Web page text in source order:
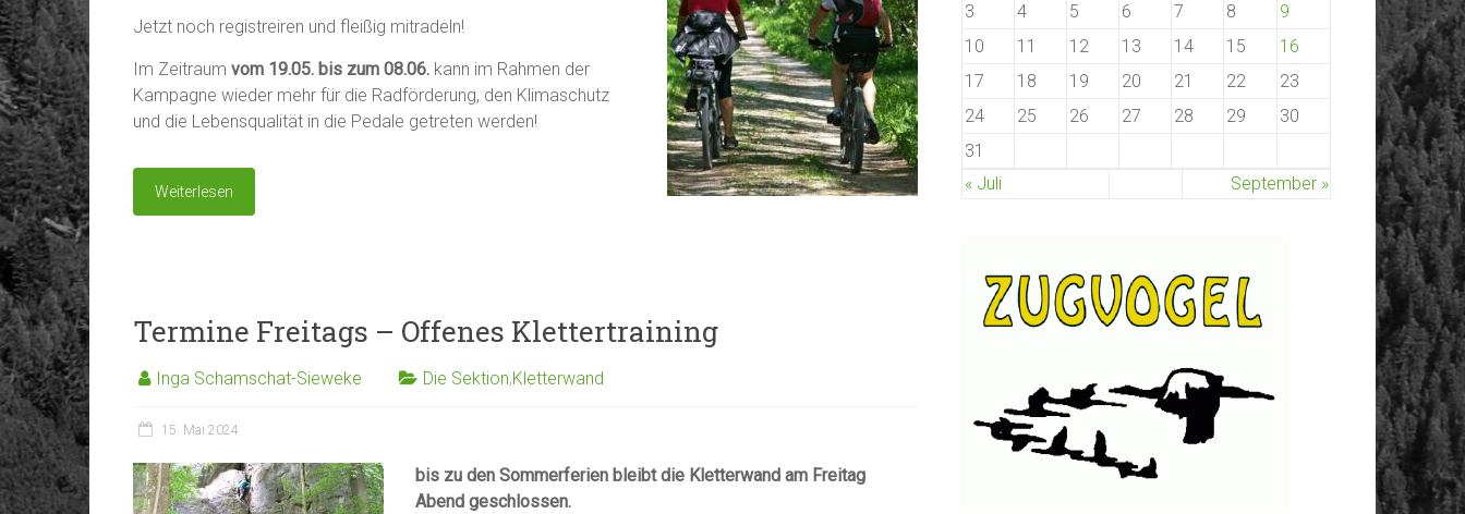
Jetzt noch registreiren und fleißig mitradeln!
Im Zeitraum vom 19.05. bis zum 08.06. kann im Rahmen der
Kampagne wieder mehr für die Radförderung, den Klimaschutz
und die Lebensqualität in die Pedale getreten werden!
Weiterlesen
Termine Freitags – Offenes Klettertraining
Inga Schamschat-Sieweke Die Sektion,Kletterwand
15. Mai 2024
bis zu den Sommerferien bleibt die Kletterwand am Freitag
Abend geschlossen.
3
4 5 6 7 8
9
10
11 12 13 14 15
16
17
18 19 20 21 22
23
24
25 26 27 28 29
30
31
« Juli
September »